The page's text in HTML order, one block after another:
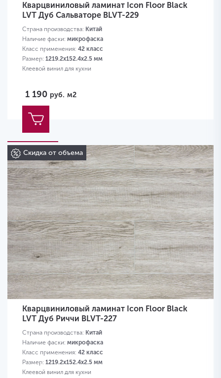
Кварцвиниловый ламинат Icon Floor Black
LVT Дуб Сальваторе BLVT-229
Страна производства: Китай
Наличие фаски: микрофаска
Класс применения: 42 класс
Размер: 1219.2х152.4х2.5 мм
Клеевой винил для кухни
1 190 руб. м2
Скидка от объема
Кварцвиниловый ламинат Icon Floor Black
LVT Дуб Риччи BLVT-227
Страна производства: Китай
Наличие фаски: микрофаска
Класс применения: 42 класс
Размер: 1219.2х152.4х2.5 мм
Клеевой винил для кухни